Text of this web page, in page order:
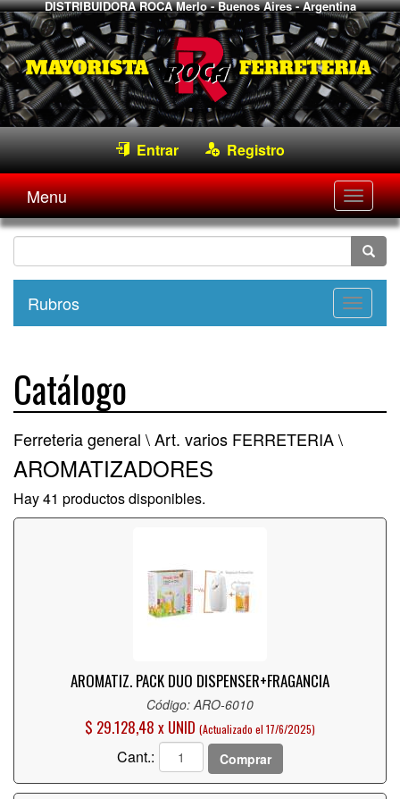
DISTRIBUIDORA ROCA Merlo - Buenos Aires - Argentina
Entrar Registro
Menu
Rubros
Catálogo
Ferreteria general \Art. varios FERRETERIA \
AROMATIZADORES
Hay 41 productos disponibles.
AROMATIZ. PACK DUO DISPENSER+FRAGANCIA
Código: ARO-6010
$ 29.128,48 x UNID (Actualizado el 17/6/2025)
Cant.: Comprar